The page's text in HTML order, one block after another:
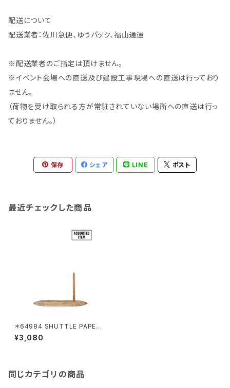
配送について
配送業者：佐川急便、ゆうパック、福山通運
※配送業者のご指定は頂けません。
※イベント会場への直送及び建設工事現場への直送は行っており
ません。
（荷物を受け取られる方が常駐されていない場所への直送は行っ
ておりません。）
保存 シェア LINE ポスト
最近チェックした商品
＊64984 SHUTTLE PAPER
STAND
¥3,080
同じカテゴリの商品